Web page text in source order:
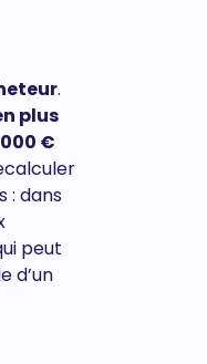
.
plus
€
: dans
peut
d’un